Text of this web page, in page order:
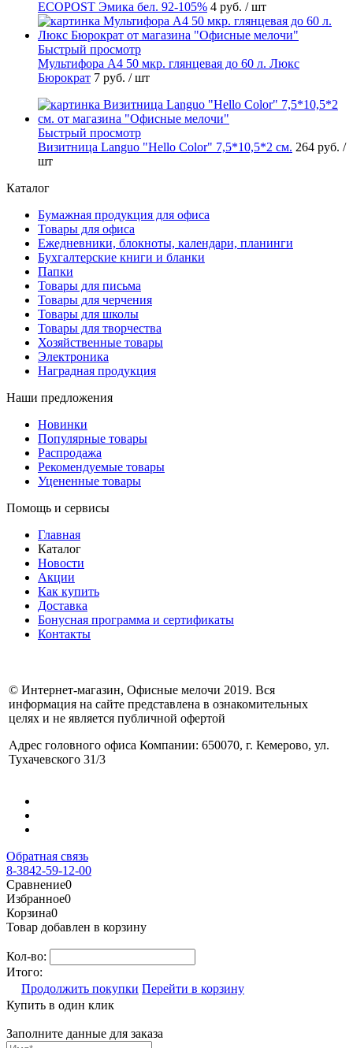
ECOPOST Эмика бел. 92-105% 4 руб. / шт
Быстрый просмотр
Мультифора А4 50 мкр. глянцевая до 60 л. Люкс
Бюрократ 7 руб. / шт
Быстрый просмотр
Визитница Languo "Hello Color" 7,5*10,5*2 см. 264 руб. /
шт
Каталог
Бумажная продукция для офиса
Товары для офиса
Ежедневники, блокноты, календари, планинги
Бухгалтерские книги и бланки
Папки
Товары для письма
Товары для черчения
Товары для школы
Товары для творчества
Хозяйственные товары
Электроника
Наградная продукция
Наши предложения
Новинки
Популярные товары
Распродажа
Рекомендуемые товары
Уцененные товары
Помощь и сервисы
Главная
Каталог
Новости
Акции
Как купить
Доставка
Бонусная программа и сертификаты
Контакты
© Интернет-магазин, Офисные мелочи 2019. Вся
информация на сайте представлена в ознакомительных
целях и не является публичной офертой
Адрес головного офиса Компании: 650070, г. Кемерово, ул.
Тухачевского 31/3
Обратная связь
8-3842-59-12-00
Сравнение0
Избранное0
Корзина0
Товар добавлен в корзину
Кол-во:
Итого:
Продолжить покупки Перейти в корзину
Купить в один клик
Заполните данные для заказа